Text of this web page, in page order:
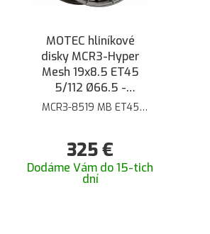
MOTEC hliníkové
disky MCR3-Hyper
Mesh 19x8.5 ET45
5/112 Ø66.5 -
Oceľovo šedá
MCR3-8519 MB ET45
325€
Dodáme Vám do 15-tich
dní